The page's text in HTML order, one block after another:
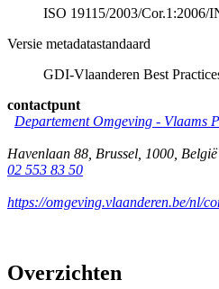
ISO 19115/2003/Cor.1:2006/
Versie metadatastandaard
GDI-Vlaanderen Best
contactpunt
Departement Omgeving - Vlaams
Havenlaan 88 Brussel 1000 België
02 553 83 50
https://omgeving.vlaanderen.be/nl/
Overzichten